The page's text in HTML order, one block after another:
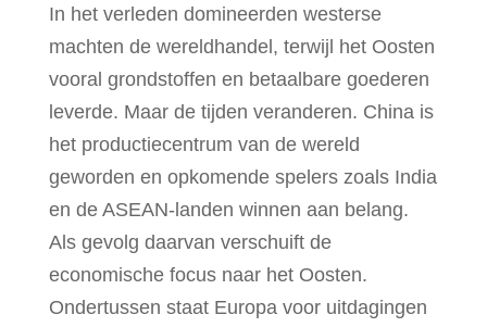
In het verleden domineerden westerse
machten de wereldhandel, terwijl het Oosten
vooral grondstoffen en betaalbare goederen
leverde. Maar de tijden veranderen. China is
het productiecentrum van de wereld
geworden en opkomende spelers zoals India
en de ASEAN-landen winnen aan belang.
Als gevolg daarvan verschuift de
economische focus naar het Oosten.
Ondertussen staat Europa voor uitdagingen